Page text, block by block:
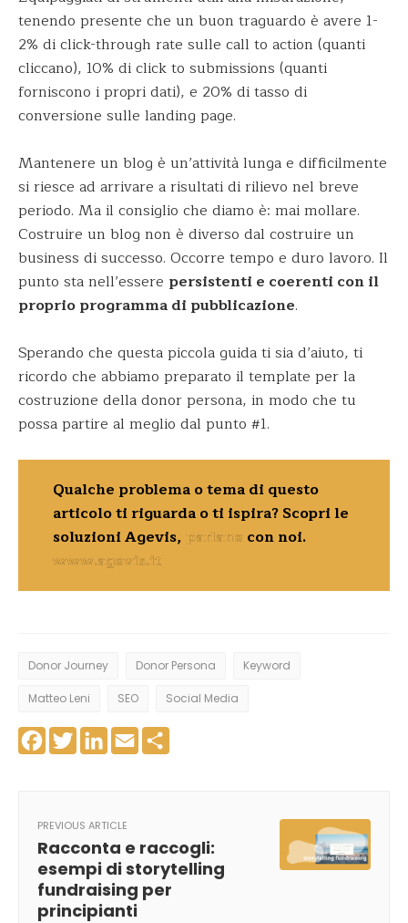
tenendo presente che un buon traguardo è avere 1-
2% di click-through rate sulle call to action (quanti
cliccano), 10% di click to submissions (quanti
forniscono i propri dati), e 20% di tasso di
conversione sulle landing page.
Mantenere un blog è un’attività lunga e difficilmente
si riesce ad arrivare a risultati di rilievo nel breve
periodo. Ma il consiglio che diamo è: mai mollare.
Costruire un blog non è diverso dal costruire un
business di successo. Occorre tempo e duro lavoro. Il
punto sta nell’essere persistenti e coerenti con il
proprio programma di pubblicazione.
Sperando che questa piccola guida ti sia d’aiuto, ti
ricordo che abbiamo preparato il template per la
costruzione della donor persona, in modo che tu
possa partire al meglio dal punto #1.
Qualche problema o tema di questo
articolo ti riguarda o ti ispira? Scopri le
soluzioni Agevis, parlane con noi.
www.agevis.it
Donor Journey Donor Persona Keyword
Matteo Leni SEO Social Media
Facebook
Twitter
LinkedIn
Email
PREVIOUS ARTICLE
Racconta e raccogli:
esempi di storytelling
fundraising per
principianti